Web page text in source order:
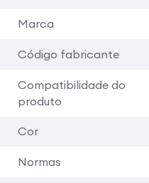
Marca
Código fabricante
Compatibilidade do
produto
Cor
Normas